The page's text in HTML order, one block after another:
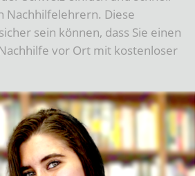
Nachhilfelehrern. Diese
sein können, dass Sie einen
vor Ort mit kostenloser